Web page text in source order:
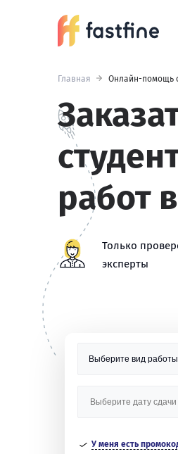
Главная Онлайн-помощь
работ
Только
эксперты
У меня есть